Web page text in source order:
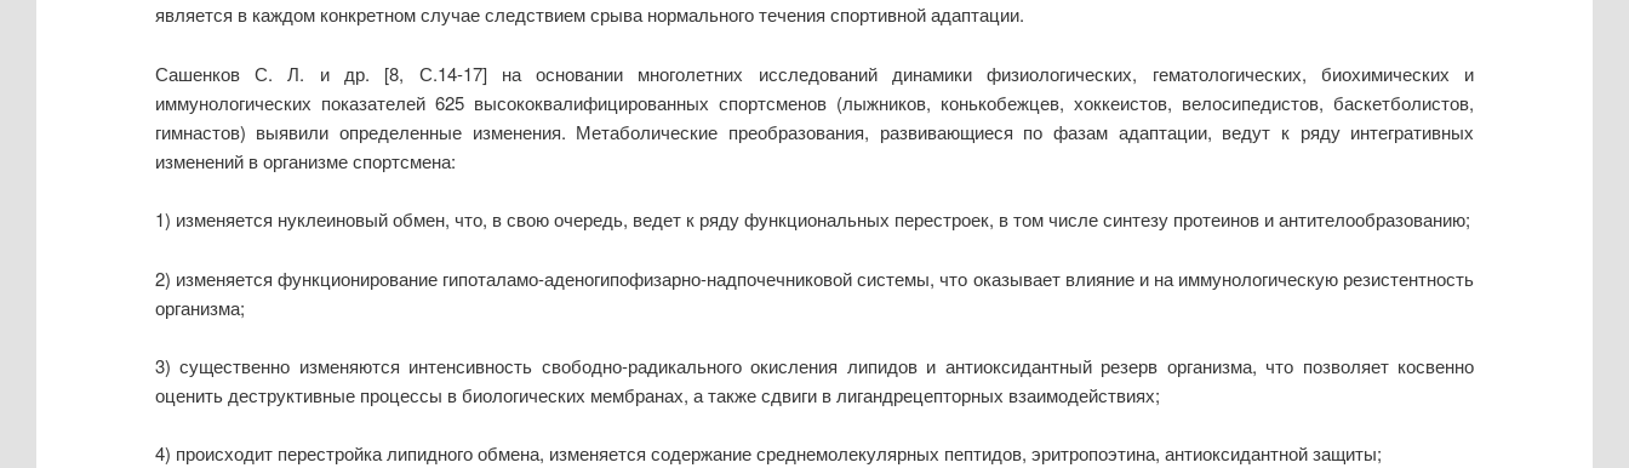
является в каждом конкретном случае следствием срыва нормального течения спортивной адаптации.
Сашенков С. Л. и др. [8, С.14-17] на основании многолетних исследований динамики физиологических, гематологических, биохимических и
иммунологических показателей 625 высококвалифицированных спортсменов (лыжников, конькобежцев, хоккеистов, велосипедистов, баскетболистов,
гимнастов) выявили определенные изменения. Метаболические преобразования, развивающиеся по фазам адаптации, ведут к ряду интегративных
изменений в организме спортсмена:
1) изменяется нуклеиновый обмен, что, в свою очередь, ведет к ряду функциональных перестроек, в том числе синтезу протеинов и антителообразованию;
2) изменяется функционирование гипоталамо-аденогипофизарно-надпочечниковой системы, что оказывает влияние и на иммунологическую резистентность
организма;
3) существенно изменяются интенсивность свободно-радикального окисления липидов и антиоксидантный резерв организма, что позволяет косвенно
оценить деструктивные процессы в биологических мембранах, а также сдвиги в лигандрецепторных взаимодействиях;
4) происходит перестройка липидного обмена, изменяется содержание среднемолекулярных пептидов, эритропоэтина, антиоксидантной защиты;